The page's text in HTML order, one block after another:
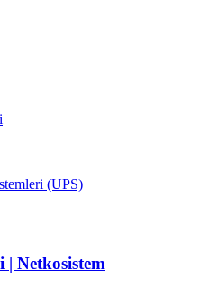
(UPS)
Netkosistem